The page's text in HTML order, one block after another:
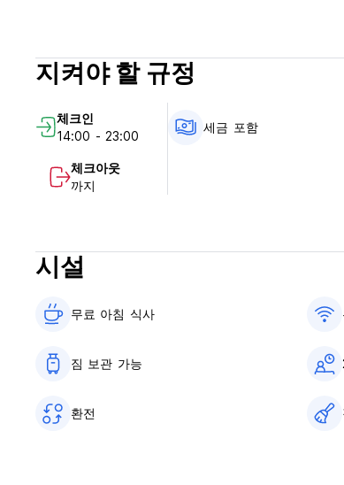
체크인은 14:00부터 가능합니다.
세금이 포함되어 있습니다.
아침 식사가 포함되어 있습니다.
일반적인:
통금 없음. (Auto-translated from original language)
지켜야 할 규정
체크인
14:00 - 23:00
체크아웃
까지
세금 포함
시설
무료 아침 식사‎
짐 보관 가능
환전